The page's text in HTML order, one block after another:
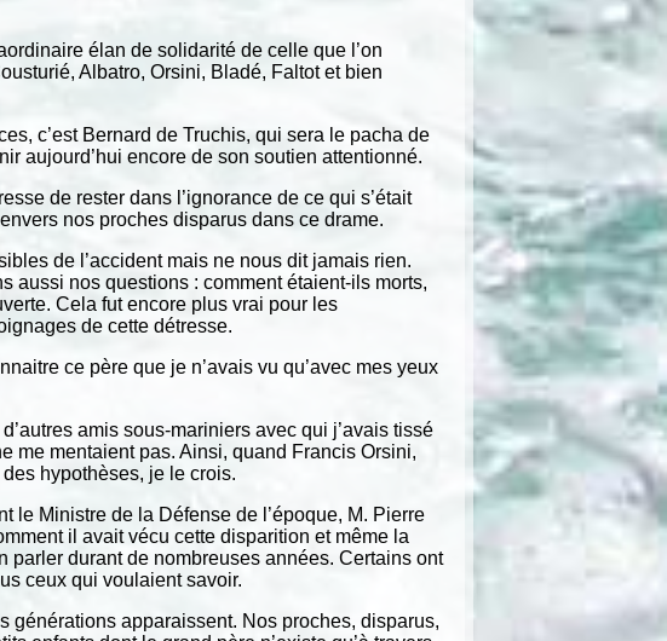
élan de solidarité de celle que l’on
Albatro, Orsini, Bladé, Faltot et bien
c’est Bernard de Truchis, qui sera le pacha de
aujourd’hui encore de son soutien attentionné.
de rester dans l’ignorance de ce qui s’était
nos proches disparus dans ce drame.
de l’accident mais ne nous dit jamais rien.
aussi nos questions : comment étaient-ils morts,
Cela fut encore plus vrai pour les
de cette détresse.
ce père que je n’avais vu qu’avec mes yeux
amis sous-mariniers avec qui j’avais tissé
me mentaient pas. Ainsi, quand Francis Orsini,
hypothèses, je le crois.
le Ministre de la Défense de l’époque, M. Pierre
il avait vécu cette disparition et même la
parler durant de nombreuses années. Certains ont
ceux qui voulaient savoir.
générations apparaissent. Nos proches, disparus,